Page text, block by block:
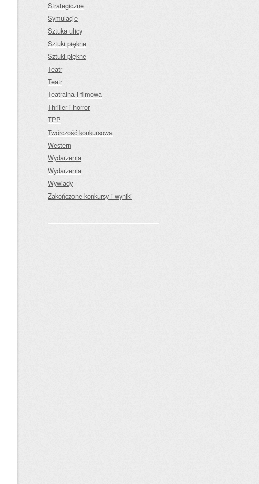
Strategiczne
Symulacje
Sztuka ulicy
Sztuki piękne
Sztuki piękne
Teatr
Teatr
Teatralna i filmowa
Thriller i horror
TPP
Twórczość konkursowa
Western
Wydarzenia
Wydarzenia
Wywiady
Zakończone konkursy i wyniki